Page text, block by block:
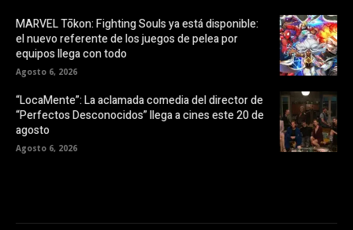
MARVEL Tōkon: Fighting Souls ya está disponible:
el nuevo referente de los juegos de pelea por
equipos llega con todo
Agosto 6, 2026
“LocaMente”: La aclamada comedia del director de
“Perfectos Desconocidos” llega a cines este 20 de
agosto
Agosto 6, 2026